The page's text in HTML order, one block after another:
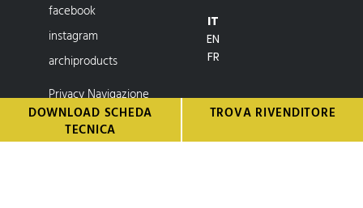
DOWNLOAD SCHEDA
TECNICA
TROVA RIVENDITORE
facebook
instagram
archiproducts
Privacy Navigazione
Privacy Newsletter
IT
EN
FR